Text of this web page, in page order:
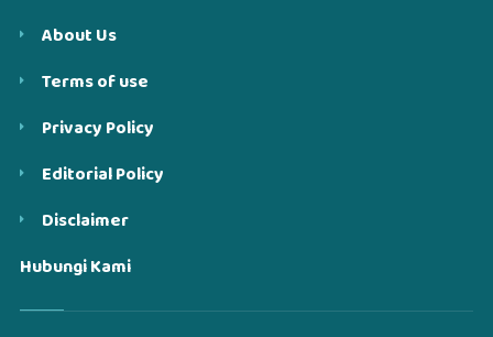
About Us
Terms of use
Privacy Policy
Editorial Policy
Disclaimer
Hubungi Kami